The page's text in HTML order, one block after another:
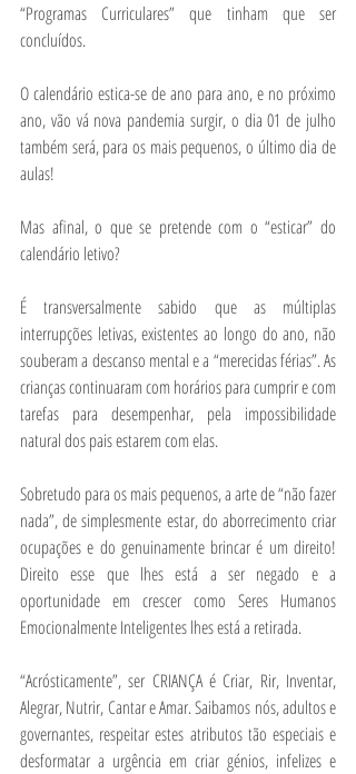
“Programas Curriculares” que tinham que ser
concluídos.
O calendário estica-se de ano para ano, e no próximo
ano, vão vá nova pandemia surgir, o dia 01 de julho
também será, para os mais pequenos, o último dia de
aulas!
Mas afinal, o que se pretende com o “esticar” do
calendário letivo?
É transversalmente sabido que as múltiplas
interrupções letivas, existentes ao longo do ano, não
souberam a descanso mental e a “merecidas férias”. As
crianças continuaram com horários para cumprir e com
tarefas para desempenhar, pela impossibilidade
natural dos pais estarem com elas.
Sobretudo para os mais pequenos, a arte de “não fazer
nada”, de simplesmente estar, do aborrecimento criar
ocupações e do genuinamente brincar é um direito!
Direito esse que lhes está a ser negado e a
oportunidade em crescer como Seres Humanos
Emocionalmente Inteligentes lhes está a retirada.
“Acrósticamente”, ser CRIANÇA é Criar, Rir, Inventar,
Alegrar, Nutrir, Cantar e Amar. Saibamos nós, adultos e
governantes, respeitar estes atributos tão especiais e
desformatar a urgência em criar génios, infelizes e